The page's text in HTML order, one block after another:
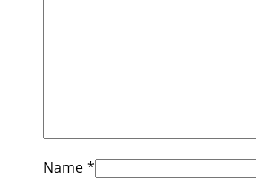
Name*